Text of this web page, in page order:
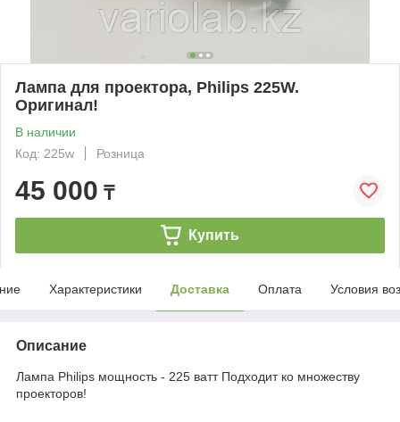
Лампа для проектора, Philips 225W.
Оригинал!
В наличии
Код: 225w
Розница
45 000 ₸
Купить
Характеристики Доставка Оплата Условия
Описание
Лампа Philips мощность - 225 ватт Подходит ко множеству
проекторов!